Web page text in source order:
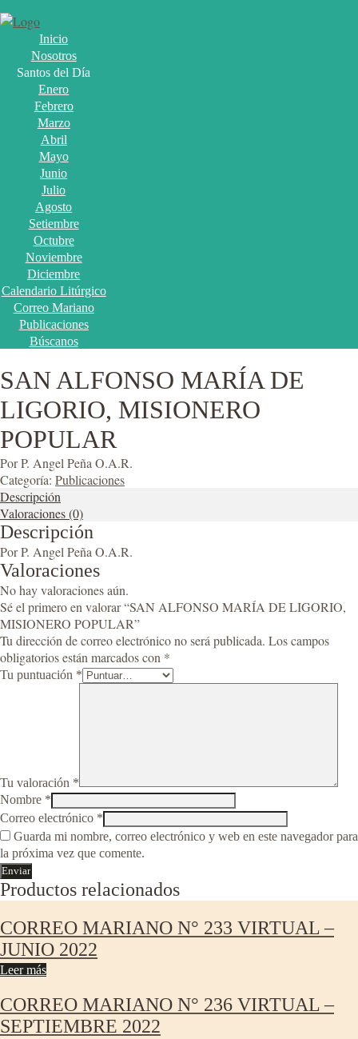
Inicio
Nosotros
Santos del Día
Enero
Febrero
Marzo
Abril
Mayo
Junio
Julio
Agosto
Setiembre
Octubre
Noviembre
Diciembre
Calendario Litúrgico
Correo Mariano
Publicaciones
Búscanos
SAN ALFONSO MARÍA DE
LIGORIO, MISIONERO
POPULAR
Por P. Angel Peña O.A.R.
Categoría: Publicaciones
Descripción
Valoraciones (0)
Descripción
Por P. Angel Peña O.A.R.
Valoraciones
No hay valoraciones aún.
Sé el primero en valorar “SAN ALFONSO MARÍA DE LIGORIO,
MISIONERO POPULAR”
Tu dirección de correo electrónico no será publicada. Los campos
obligatorios están marcados con *
Tu puntuación *
Tu valoración *
Nombre *
Correo electrónico *
Guarda mi nombre, correo electrónico y web en este navegador para
la próxima vez que comente.
Productos relacionados
CORREO MARIANO N° 233 VIRTUAL –
JUNIO 2022
Leer más
CORREO MARIANO N° 236 VIRTUAL –
SEPTIEMBRE 2022